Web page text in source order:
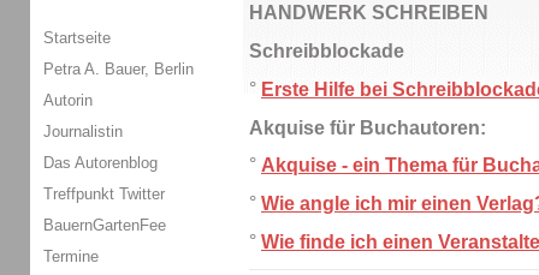
HANDWERK SCHREIBEN
Schreibblockade
° Erste Hilfe bei
Akquise für Buchautoren:
° Akquise - ein Thema für
° Wie angle ich mir einen
° Wie finde ich einen
Startseite
Petra A. Bauer, Berlin
Autorin
Journalistin
Das Autorenblog
Treffpunkt Twitter
BauernGartenFee
Termine